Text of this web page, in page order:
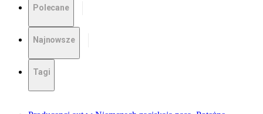
Polecane
Najnowsze
Tagi